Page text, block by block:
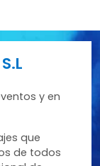
y en
que
de todos